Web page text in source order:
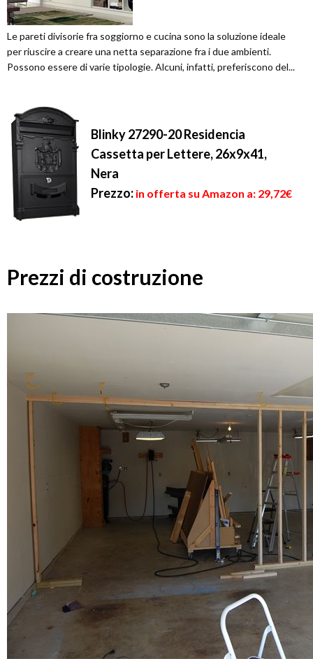
Le pareti divisorie fra soggiorno e cucina sono la soluzione ideale
per riuscire a creare una netta separazione fra i due ambienti.
Possono essere di varie tipologie. Alcuni, infatti, preferiscono del...
Blinky 27290-20 Residencia
Cassetta per Lettere, 26x9x41,
Nera
Prezzo: in offerta su Amazon a: 29,72€
Prezzi di costruzione